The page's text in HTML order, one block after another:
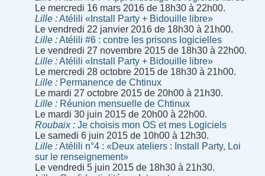
Le mercredi 16 mars 2016 de 18h30 à 22h00.
Lille
Atélili «Install Party + Bidouille libre»
Le vendredi 22 janvier 2016 de 18h30 à 21h00.
Lille
Atélili #6 : contre les prisons logicielles
Le vendredi 27 novembre 2015 de 18h30 à 22h00.
Lille
Atélili «Install Party + Bidouille libre»
Le mercredi 28 octobre 2015 de 18h30 à 21h00.
Lille
Permanence de Chtinux
Le mardi 27 octobre 2015 de 20h00 à 21h30.
Lille
Réunion mensuelle de Chtinux
Le mardi 30 juin 2015 de 20h00 à 22h00.
Roubaix
Je choisis mon OS et mes Logiciels
Le samedi 6 juin 2015 de 10h00 à 12h30.
Lille
Atélili n°4 : «Deux ateliers : Install Party, Loi
sur le renseignement»
Le vendredi 5 juin 2015 de 18h30 à 21h30.